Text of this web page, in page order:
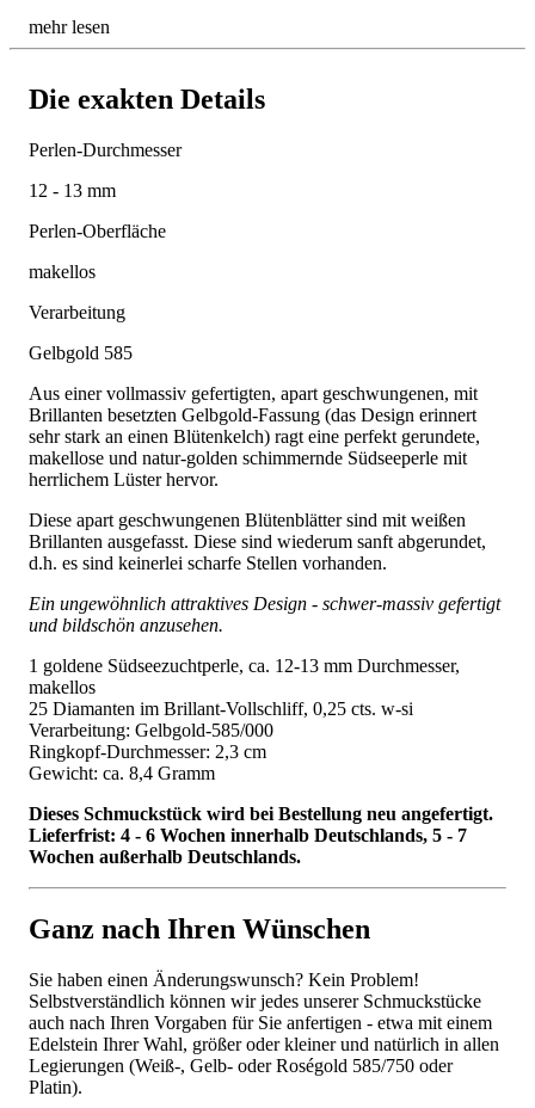
mehr lesen
Die exakten Details
Perlen-Durchmesser
12 - 13 mm
Perlen-Oberfläche
makellos
Verarbeitung
Gelbgold 585
Aus einer vollmassiv gefertigten, apart geschwungenen, mit
Brillanten besetzten Gelbgold-Fassung (das Design erinnert
sehr stark an einen Blütenkelch) ragt eine perfekt gerundete,
makellose und natur-golden schimmernde Südseeperle mit
herrlichem Lüster hervor.
Diese apart geschwungenen Blütenblätter sind mit weißen
Brillanten ausgefasst. Diese sind wiederum sanft abgerundet,
d.h. es sind keinerlei scharfe Stellen vorhanden.
Ein ungewöhnlich attraktives Design - schwer-massiv gefertigt
und bildschön anzusehen.
1 goldene Südseezuchtperle, ca. 12-13 mm Durchmesser,
makellos
25 Diamanten im Brillant-Vollschliff, 0,25 cts. w-si
Verarbeitung: Gelbgold-585/000
Ringkopf-Durchmesser: 2,3 cm
Gewicht: ca. 8,4 Gramm
Dieses Schmuckstück wird bei Bestellung neu angefertigt.
Lieferfrist: 4 - 6 Wochen innerhalb Deutschlands, 5 - 7
Wochen außerhalb Deutschlands.
Ganz nach Ihren Wünschen
Sie haben einen Änderungswunsch? Kein Problem!
Selbstverständlich können wir jedes unserer Schmuckstücke
auch nach Ihren Vorgaben für Sie anfertigen - etwa mit einem
Edelstein Ihrer Wahl, größer oder kleiner und natürlich in allen
Legierungen (Weiß-, Gelb- oder Roségold 585/750 oder
Platin).